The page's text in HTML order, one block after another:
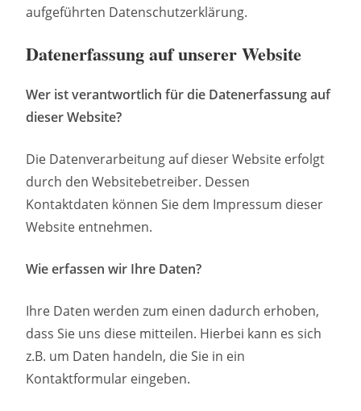
aufgeführten Datenschutzerklärung.
Datenerfassung auf unserer Website
Wer ist verantwortlich für die Datenerfassung auf
dieser Website?
Die Datenverarbeitung auf dieser Website erfolgt
durch den Websitebetreiber. Dessen
Kontaktdaten können Sie dem Impressum dieser
Website entnehmen.
Wie erfassen wir Ihre Daten?
Ihre Daten werden zum einen dadurch erhoben,
dass Sie uns diese mitteilen. Hierbei kann es sich
z.B. um Daten handeln, die Sie in ein
Kontaktformular eingeben.